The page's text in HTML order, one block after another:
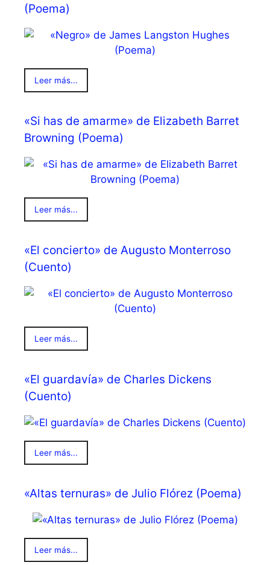
(Poema)
Leer más...
«Si has de amarme» de Elizabeth Barret
Browning (Poema)
Leer más...
«El concierto» de Augusto Monterroso
(Cuento)
Leer más...
«El guardavía» de Charles Dickens
(Cuento)
Leer más...
«Altas ternuras» de Julio Flórez (Poema)
Leer más...